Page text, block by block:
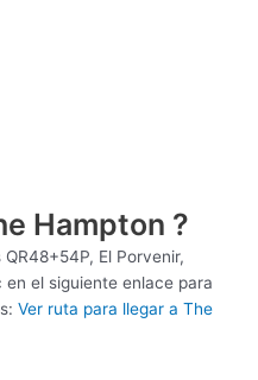
Hampton ?
QR48+54P, El Porvenir,
el siguiente enlace para
Ver ruta para llegar a The